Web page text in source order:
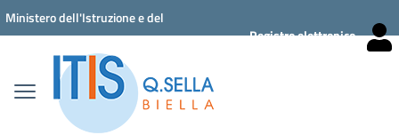
Vai ai contenuti
Vai al menu di navigazione
Vai al footer
Ministero dell'Istruzione e del
Registro elettronico